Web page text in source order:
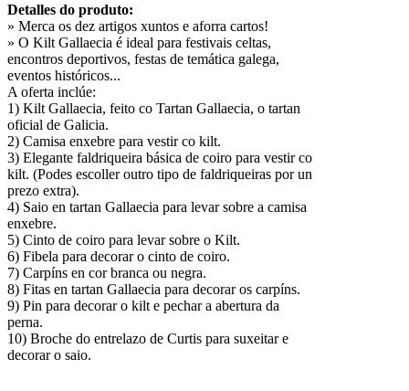
Detalles do produto:
» Merca os dez artigos xuntos e aforra cartos!
» O Kilt Gallaecia é ideal para festivais celtas,
encontros deportivos, festas de temática galega,
eventos históricos...
A oferta inclúe:
1) Kilt Gallaecia, feito co Tartan Gallaecia, o tartan
oficial de Galicia.
2) Camisa enxebre para vestir co kilt.
3) Elegante faldriqueira básica de coiro para vestir co
kilt. (Podes escoller outro tipo de faldriqueiras por un
prezo extra).
4) Saio en tartan Gallaecia para levar sobre a camisa
enxebre.
5) Cinto de coiro para levar sobre o Kilt.
6) Fibela para decorar o cinto de coiro.
7) Carpíns en cor branca ou negra.
8) Fitas en tartan Gallaecia para decorar os carpíns.
9) Pin para decorar o kilt e pechar a abertura da
perna.
10) Broche do entrelazo de Curtis para suxeitar e
decorar o saio.